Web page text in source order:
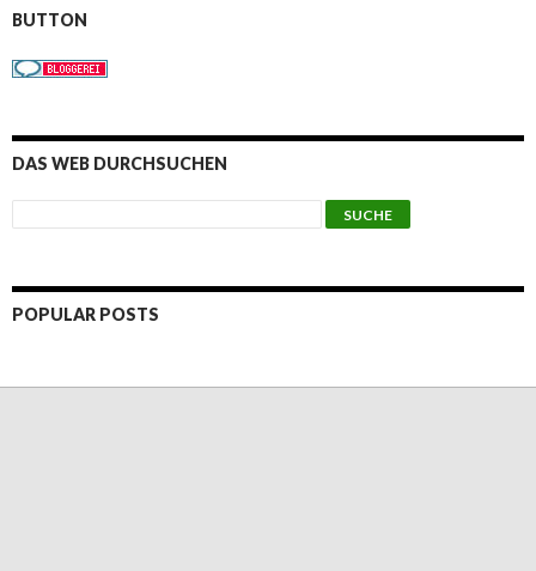
BUTTON
DAS WEB DURCHSUCHEN
POPULAR POSTS